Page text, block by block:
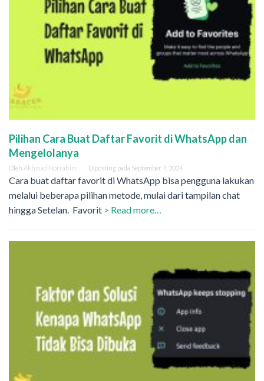
Pilihan Cara Buat Daftar Favorit di WhatsApp dan
Mengelolanya
Oleh Akhmad Norrahim Diposting pada September 7, 2024
Cara buat daftar favorit di WhatsApp bisa pengguna lakukan
melalui beberapa pilihan metode, mulai dari tampilan chat
hingga Setelan. Favorit > Read more…